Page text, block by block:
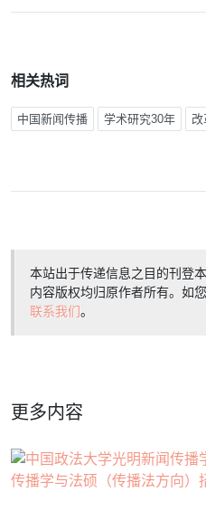
相关热词
中国新闻传播 学术研究30年
本站出于传递信息之目的刊登
内容版权均归原作者所有。如
联系我们。
更多内容